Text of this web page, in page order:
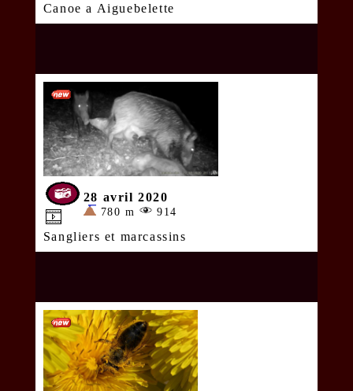
Canoe a Aiguebelette
28 avril 2020
780 m 914
Sangliers et marcassins